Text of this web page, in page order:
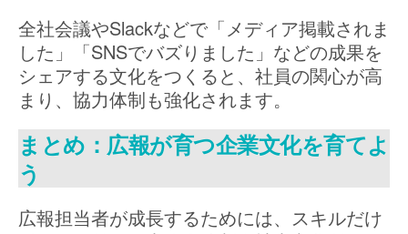
全社会議やSlackなどで「メディア掲載されま
した」「SNSでバズりました」などの成果を
シェアする文化をつくると、社員の関心が高
まり、協力体制も強化されます。
まとめ：広報が育つ企業文化を育てよ
う
広報担当者が成長するためには、スキルだけ